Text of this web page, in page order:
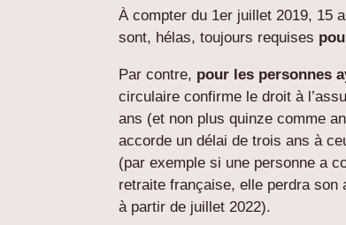
À compter du 1er juillet 2019, 15
sont, hélas, toujours requises
Par contre, pour les personnes
circulaire confirme le droit à
ans (et non plus quinze comme
accorde un délai de trois ans à
(par exemple si une personne a
retraite française, elle perdra
à partir de juillet 2022).